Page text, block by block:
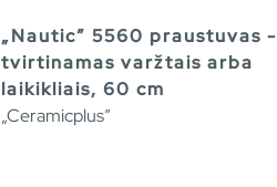
„Nautic” 5560 praustuvas -
tvirtinamas varžtais arba
laikikliais, 60 cm
„Ceramicplus”